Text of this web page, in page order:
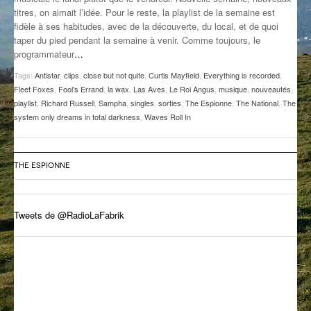
GROOVE N SUN
IL ÉTAIT UNE FOIS
L’ASTUCE DE LA PORTE EN BOIS
LA FABRIK POÉTIK
NOS ANCIENS
PLUS DE MIX
titres, on aimait l’idée. Pour le reste, la playlist de la semaine est
fidèle à ses habitudes, avec de la découverte, du local, et de quoi
taper du pied pendant la semaine à venir. Comme toujours, le
programmateur…
Tags: Antistar, clips close but not quite Curtis Mayfield Everything is recorded
Fleet Foxes Fool's Errand la wax Las Aves Le Roi Angus musique nouveautés
playlist Richard Russell Sampha singles sorties The Espionne The National The
system only dreams in total darkness Waves Roll In
THE ESPIONNE
Tweets de @RadioLaFabrik